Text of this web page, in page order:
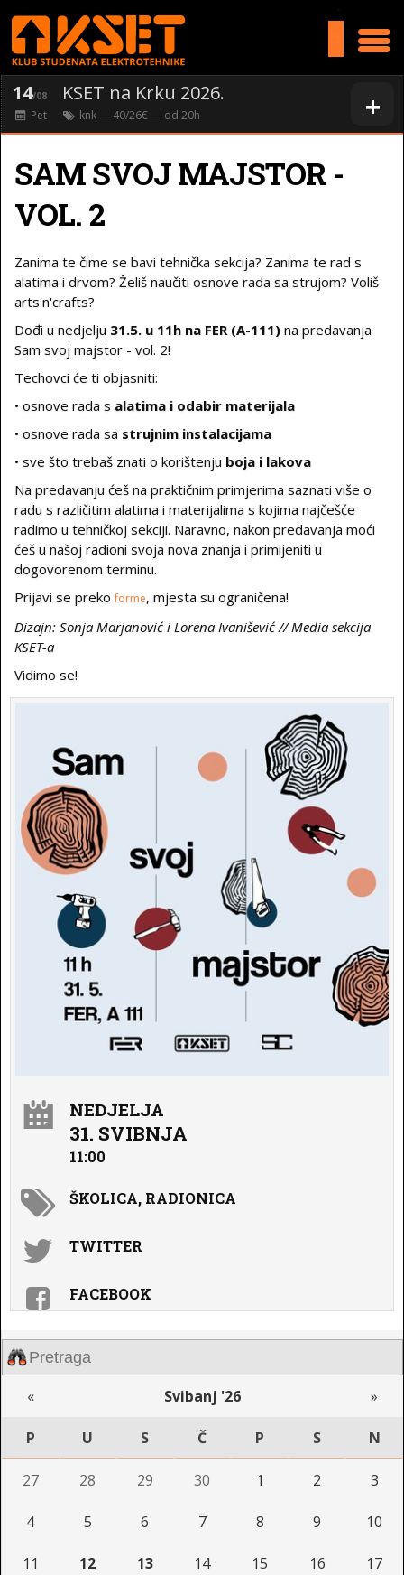
+
14/08 KSET na Krku 2026.
Pet knk— 40/26€ — od 20h
SAM SVOJ MAJSTOR -
VOL. 2
Zanima te čime se bavi tehnička sekcija? Zanima te rad s
alatima i drvom? Želiš naučiti osnove rada sa strujom? Voliš
arts'n'crafts?
Dođi u nedjelju 31.5. u 11h na FER (A-111) na predavanja
Sam svoj majstor - vol. 2!
Techovci će ti objasniti:
• osnove rada s alatima i odabir materijala
• osnove rada sa strujnim instalacijama
• sve što trebaš znati o korištenju boja i lakova
Na predavanju ćeš na praktičnim primjerima saznati više o
radu s različitim alatima i materijalima s kojima najčešće
radimo u tehničkoj sekciji. Naravno, nakon predavanja moći
ćeš u našoj radioni svoja nova znanja i primijeniti u
dogovorenom terminu.
Prijavi se prekoforme, mjesta su ograničena!
Dizajn: Sonja Marjanović i Lorena Ivanišević // Media sekcija
KSET-a
Vidimo se!
NEDJELJA
31. SVIBNJA
11:00
ŠKOLICA, RADIONICA
TWITTER
FACEBOOK
« Svibanj '26 »
P U S Č P S N
27 28 29 30 1 2 3
4 5 6 7 8 9 10
11 12 13 14 15 16 17